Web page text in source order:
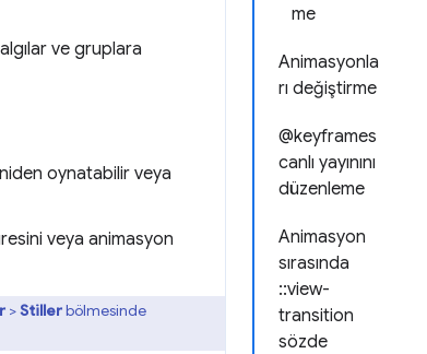
me
Animasyonla
rı değiştirme
@keyframes
canlı yayınını
düzenleme
Animasyon
sırasında
::view-
transition
sözde
ve gruplara
oynatabilir veya
veya animasyon
>Stillerbölmesinde